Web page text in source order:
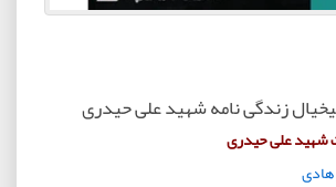
محصول
زندگی نامه شهید علی حیدری
شهید علی حیدری
هادی